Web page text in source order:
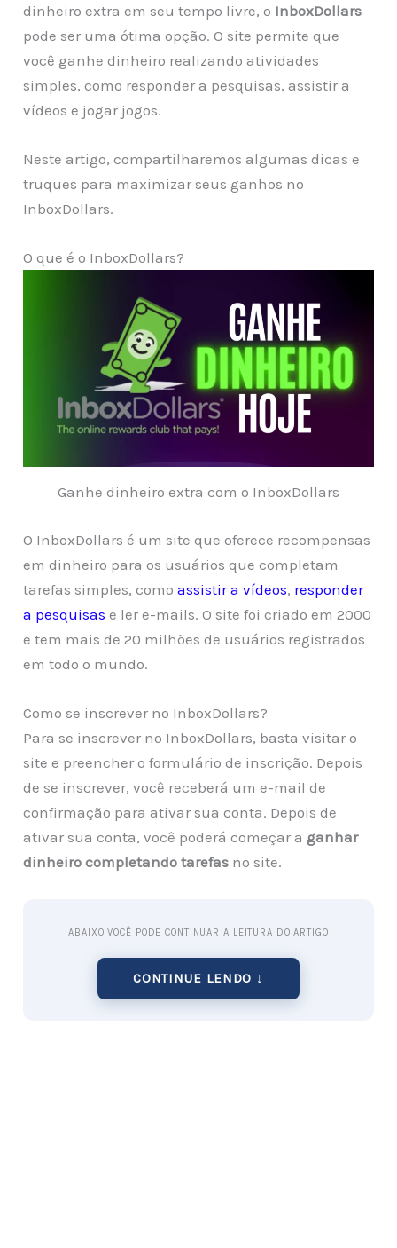
dinheiro extra em seu tempo livre, o InboxDollars
pode ser uma ótima opção. O site permite que
você ganhe dinheiro realizando atividades
simples, como responder a pesquisas, assistir a
vídeos e jogar jogos.
Neste artigo, compartilharemos algumas dicas e
truques para maximizar seus ganhos no
InboxDollars.
O que é o InboxDollars?
Ganhe dinheiro extra com o InboxDollars
O InboxDollars é um site que oferece recompensas
em dinheiro para os usuários que completam
tarefas simples, comoassistir a vídeos, responder
a pesquisas e ler e-mails. O site foi criado em 2000
e tem mais de 20 milhões de usuários registrados
em todo o mundo.
Como se inscrever no InboxDollars?
Para se inscrever no InboxDollars, basta visitar o
site e preencher o formulário de inscrição. Depois
de se inscrever, você receberá um e-mail de
confirmação para ativar sua conta. Depois de
ativar sua conta, você poderá começar a ganhar
dinheiro completando tarefas no site.
ABAIXO VOCÊ PODE CONTINUAR A LEITURA DO ARTIGO
CONTINUE LENDO ↓